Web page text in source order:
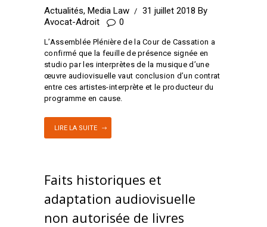
Actualités, Media Law 31 juillet 2018 By
Avocat-Adroit
0
L’Assemblée Plénière de la Cour de Cassation a
confirmé que la feuille de présence signée en
studio par les interprètes de la musique d’une
œuvre audiovisuelle vaut conclusion d’un contrat
entre ces artistes-interprète et le producteur du
programme en cause.
LIRE LA SUITE
Faits historiques et
adaptation audiovisuelle
non autorisée de livres